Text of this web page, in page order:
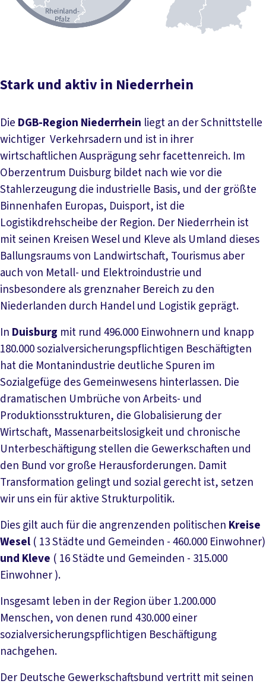
Stark und aktiv in Niederrhein
Die DGB-Region Niederrhein liegt an der Schnittstelle
wichtiger Verkehrsadern und ist in ihrer
wirtschaftlichen Ausprägung sehr facettenreich. Im
Oberzentrum Duisburg bildet nach wie vor die
Stahlerzeugung die industrielle Basis, und der größte
Binnenhafen Europas, Duisport, ist die
Logistikdrehscheibe der Region. Der Niederrhein ist
mit seinen Kreisen Wesel und Kleve als Umland dieses
Ballungsraums von Landwirtschaft, Tourismus aber
auch von Metall- und Elektroindustrie und
insbesondere als grenznaher Bereich zu den
Niederlanden durch Handel und Logistik geprägt.
In Duisburg mit rund 496.000 Einwohnern und knapp
180.000 sozialversicherungspflichtigen Beschäftigten
hat die Montanindustrie deutliche Spuren im
Sozialgefüge des Gemeinwesens hinterlassen. Die
dramatischen Umbrüche von Arbeits- und
Produktionsstrukturen, die Globalisierung der
Wirtschaft, Massenarbeitslosigkeit und chronische
Unterbeschäftigung stellen die Gewerkschaften und
den Bund vor große Herausforderungen. Damit
Transformation gelingt und sozial gerecht ist, setzen
wir uns ein für aktive Strukturpolitik.
Dies gilt auch für die angrenzenden politischen Kreise
Wesel ( 13 Städte und Gemeinden - 460.000 Einwohner)
und Kleve ( 16 Städte und Gemeinden - 315.000
Einwohner ).
Insgesamt leben in der Region über 1.200.000
Menschen, von denen rund 430.000 einer
sozialversicherungspflichtigen Beschäftigung
nachgehen.
Der Deutsche Gewerkschaftsbund vertritt mit seinen